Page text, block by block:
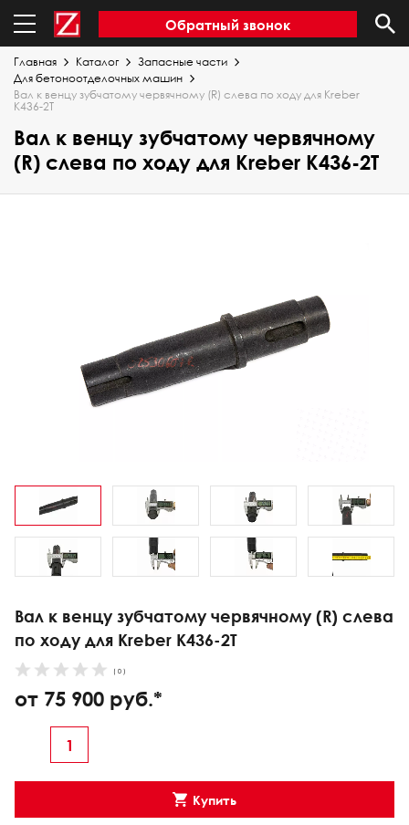
Обратный звонок
Главная Каталог
Запасные части
Для бетоноотделочных машин
Вал к венцу зубчатому червячному (R) слева по ходу для Kreber
K436-2T
Вал к венцу зубчатому червячному
(R) слева по ходу для Kreber K436-2T
Вал к венцу зубчатому червячному (R) слева
по ходу для Kreber K436-2T
( 0 )
от 75 900 руб.*
Купить